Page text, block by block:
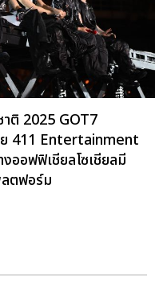
าติ 2025 GOT7
411 Entertainment
ออฟฟิเชียลโซเชียลมี
ตฟอร์ม